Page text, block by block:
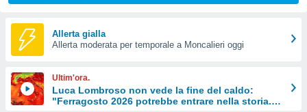
di
Web
le
Allerta gialla
Allerta moderata per temporale a Moncalieri oggi
Ultim'ora.
Luca Lombroso non vede la fine del caldo:
"Ferragosto 2026 potrebbe entrare nella storia.